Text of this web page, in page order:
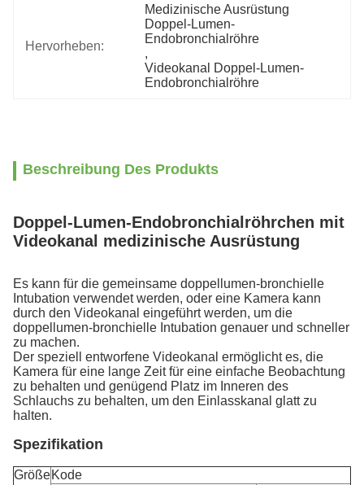
Hervorheben:
Medizinische Ausrüstung
Doppel-Lumen-
Endobronchialröhre
,
Videokanal Doppel-Lumen-
Endobronchialröhre
Beschreibung Des Produkts
Doppel-Lumen-Endobronchialröhrchen mit
Videokanal medizinische Ausrüstung
Es kann für die gemeinsame doppellumen-bronchielle
Intubation verwendet werden, oder eine Kamera kann
durch den Videokanal eingeführt werden, um die
doppellumen-bronchielle Intubation genauer und schneller
zu machen.
Der speziell entworfene Videokanal ermöglicht es, die
Kamera für eine lange Zeit für eine einfache Beobachtung
zu behalten und genügend Platz im Inneren des
Schlauchs zu behalten, um den Einlasskanal glatt zu
halten.
Spezifikation
GrößeKode